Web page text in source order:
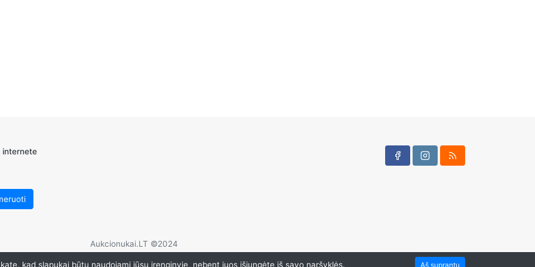
internete
Aukcionukai.LT ©2024
kad slapukai būtų naudojami jūsų įrenginyje, nebent juos išjungėte iš savo naršyklės. Aš suprantu